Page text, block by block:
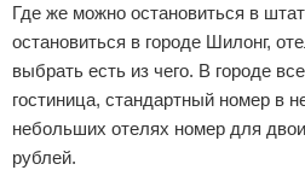
Где же можно остановиться в
остановиться в городе Шилонг,
выбрать есть из чего. В городе
гостиница, стандартный номер в
небольших отелях номер для
рублей.